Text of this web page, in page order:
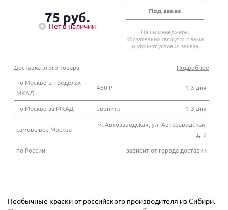
75 руб.
Нет в наличии
Под заказ
Наши менеджеры
обязательно свяжутся с вами
и уточнят условия заказа
Доставка этого товара
Подробнее
по Москве в пределах
МКАД
450 Р 1-3 дня
по Москве за МКАД звоните 1-3 дня
самовывоз Москва
м. Автозаводская, ул. Автозаводская,
д. 7
по России
зависит от города доставки
Необычные краски от российского производителя из Сибири.